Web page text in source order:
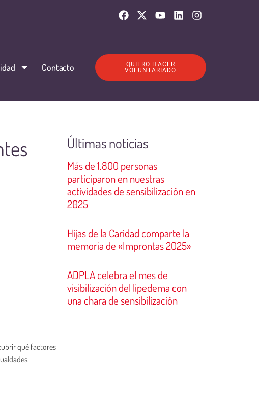
Contacto
QUIERO HACER
VOLUNTARIADO
qué factores
Últimas noticias
Más de 1.800 personas
participaron en nuestras
actividades de sensibilización en
2025
Hijas de la Caridad comparte la
memoria de «Improntas 2025»
ADPLA celebra el mes de
visibilización del lipedema con
una chara de sensibilización